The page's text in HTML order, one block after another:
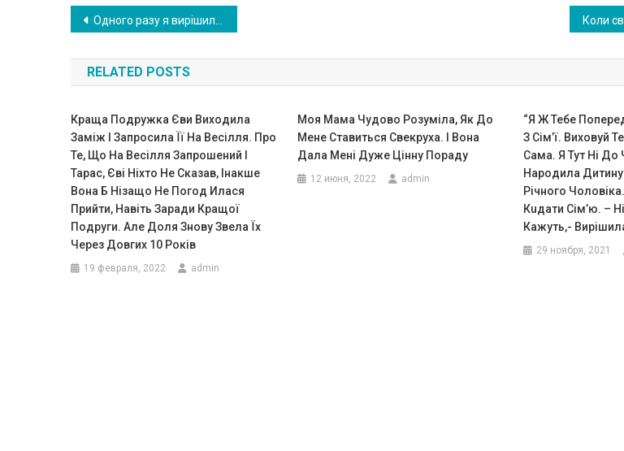
Навигация
по
записям
Одного разу я вирішила, що свекрам в моєму будинку не місце! Виг нала — і мені не соромно
RELATED POSTS
Краща Подружка Єви Виходила
Заміж І Запросила Її На Весілля. Про
Те, Що На Весілля Запрошений І
Тарас, Єві Ніхто Не Сказав, Інакше
Вона Б Нізащо Не Погод Илася
Прийти, Навіть Заради Кращої
Подруги. Але Доля Знову Звела Їх
Через Довгих 10 Років
19 февраля, 2022 admin
Моя Мама Чудово Розуміла, Як До
Мене Ставиться Свекруха. І Вона
Дала Мені Дуже Цінну Пораду
12 июня, 2022 admin
“Я Ж Тебе
З Сім’ї. Виховуй
Сама. Я Тут Ні До
Наpoдила Дитину
Річного
Кuдати Сім’ю. –
Кажуть,-
29 ноября, 2021